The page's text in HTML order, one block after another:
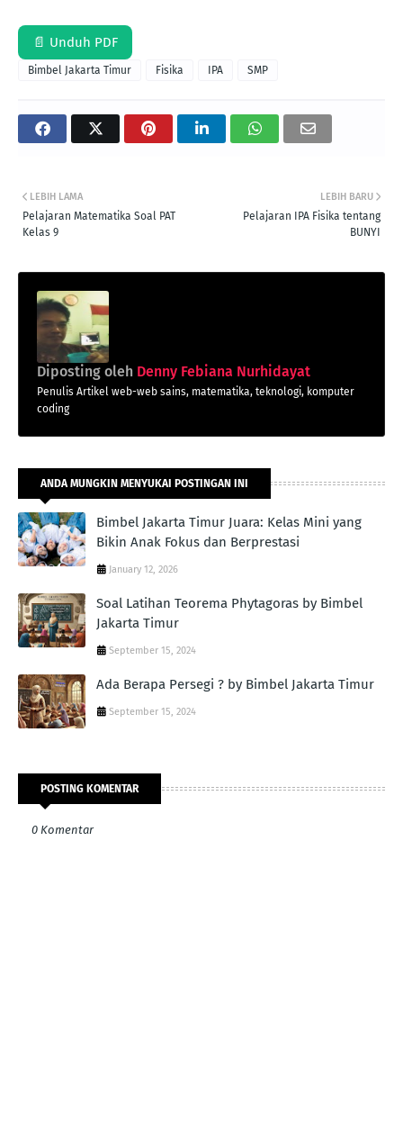
📄 Unduh PDF
Bimbel Jakarta Timur Fisika IPA SMP
LEBIH BARU
Pelajaran IPA Fisika tentang
BUNYI
LEBIH LAMA
Pelajaran Matematika Soal PAT
Kelas 9
Diposting oleh Denny Febiana Nurhidayat
Penulis Artikel web-web sains, matematika, teknologi, komputer
coding
ANDA MUNGKIN MENYUKAI POSTINGAN INI
Bimbel Jakarta Timur Juara: Kelas Mini yang
Bikin Anak Fokus dan Berprestasi
January 12, 2026
Soal Latihan Teorema Phytagoras by Bimbel
Jakarta Timur
September 15, 2024
Ada Berapa Persegi ? by Bimbel Jakarta Timur
September 15, 2024
POSTING KOMENTAR
0 Komentar